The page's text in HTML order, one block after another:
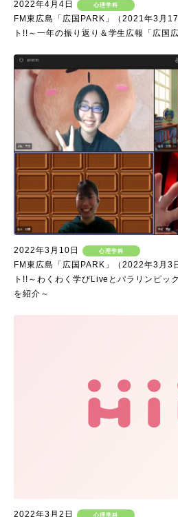
2022年4月4日 心理学科
FM東広島「広国PARK」（2021年3月
ト!!～一年の振り返り＆学生広報「広国
2022年3月10日 心理学科
FM東広島「広国PARK」（2022年3月3
ト!!～わくわく学びLiveとパラリンピッ
を紹介～
2022年3月2日 心理学科